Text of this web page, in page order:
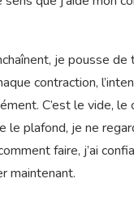
à aller « dans le
jambe droite et
arrive, je
que j’aide mon
je pousse de